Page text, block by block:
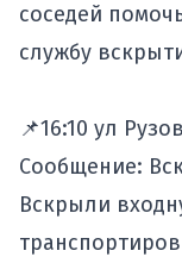
соседей
службу
📌16:10 ул
Сообщение:
Вскрыли